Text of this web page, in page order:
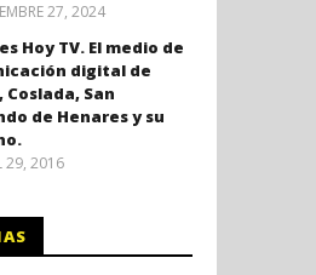
27, 2024
Hoy TV. El medio de
digital de
Coslada, San
de Henares y su
29, 2016